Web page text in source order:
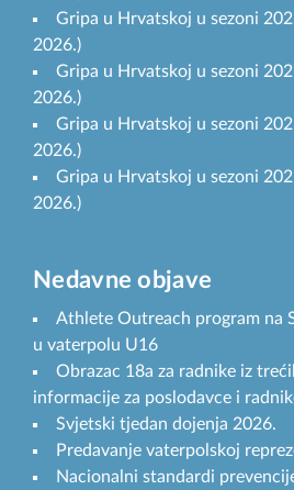
Gripa u Hrvatskoj u sezoni
2026.)
Gripa u Hrvatskoj u sezoni
2026.)
Gripa u Hrvatskoj u sezoni
2026.)
Gripa u Hrvatskoj u sezoni
2026.)
Nedavne objave
Athlete Outreach program na
u vaterpolu U16
Obrazac 18a za radnike iz
informacije za poslodavce i
Svjetski tjedan dojenja 2026.
Predavanje vaterpolskoj
Nacionalni standardi